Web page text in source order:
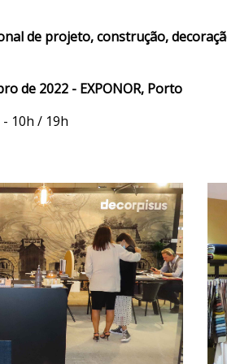
de projeto, construção,
de 2022 - EXPONOR, Porto
10h / 19h